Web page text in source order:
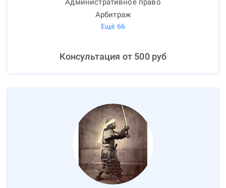
Административное право
Арбитраж
Ещё 66
Консультация от 500руб